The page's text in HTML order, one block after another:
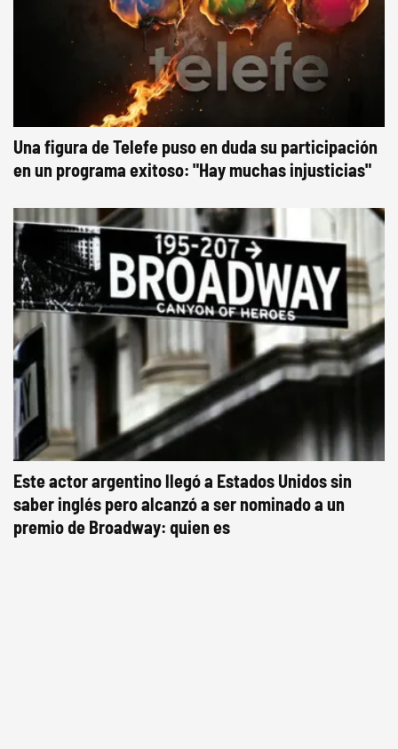
Una figura de Telefe puso en duda su participación
en un programa exitoso: "Hay muchas injusticias"
Este actor argentino llegó a Estados Unidos sin
saber inglés pero alcanzó a ser nominado a un
premio de Broadway: quien es